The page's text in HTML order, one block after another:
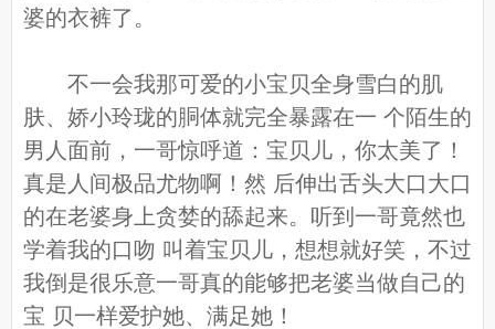
婆的衣裤了。
不一会我那可爱的小宝贝全身雪白的肌
肤、娇小玲珑的胴体就完全暴露在一 个陌生的
男人面前，一哥惊呼道：宝贝儿，你太美了！
真是人间极品尤物啊！然 后伸出舌头大口大口
的在老婆身上贪婪的舔起来。听到一哥竟然也
学着我的口吻 叫着宝贝儿，想想就好笑，不过
我倒是很乐意一哥真的能够把老婆当做自己的
宝 贝一样爱护她、满足她！